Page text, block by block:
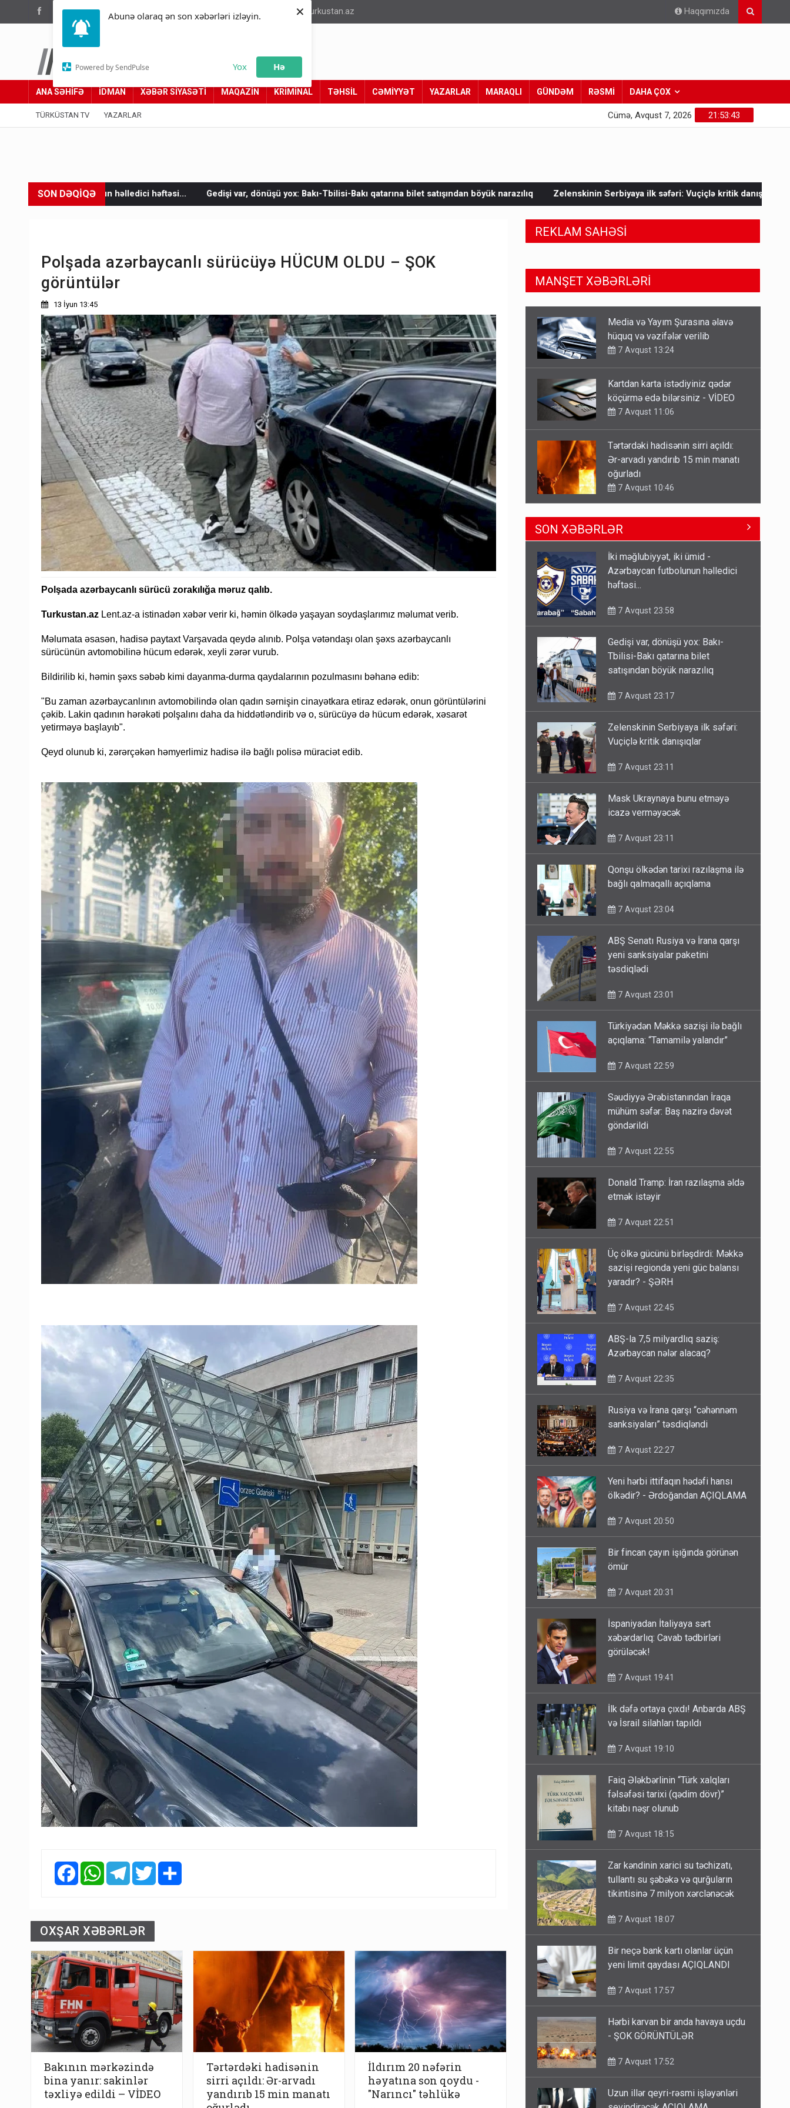
Abunə olaraq ən son xəbərləri izləyin.
Powered by SendPulse Yox Hə
×
(012) 449 94 05 info@turkustan.az Haqqımızda
Türküstan.az
Adımız yolumuzdur
ANA SƏHİFƏ İDMAN XƏBƏR SİYASƏTİ MAQAZİN KRİMİNAL TƏHSİL CƏMİYYƏT YAZARLAR MARAQLI GÜNDƏM RƏSMİ DAHA ÇOX
TÜRKÜSTAN TV YAZARLAR 21:53:45
Cümə, Avqust 7, 2026
SON DƏQİQƏ
həftəsi... Gedişi var, dönüşü yox: Bakı-Tbilisi-Bakı qatarına bilet satışından böyük narazılıq Zelenskinin Serbiyaya ilk səfəri: Vuçiçlə kritik danışıqlar Mask Ukraynaya bunu
Polşada azərbaycanlı sürücüyə HÜCUM OLDU – ŞOK
görüntülər
13 İyun 13:45
Polşada azərbaycanlı sürücü zorakılığa məruz qalıb.
Turkustan.az Lent.az-a istinadən xəbər verir ki, həmin ölkədə yaşayan soydaşlarımız məlumat verib.
Məlumata əsasən, hadisə paytaxt Varşavada qeydə alınıb. Polşa vətəndaşı olan şəxs azərbaycanlı
sürücünün avtomobilinə hücum edərək, xeyli zərər vurub.
Bildirilib ki, həmin şəxs səbəb kimi dayanma-durma qaydalarının pozulmasını bəhanə edib:
"Bu zaman azərbaycanlının avtomobilində olan qadın sərnişin cinayətkara etiraz edərək, onun görüntülərini
çəkib. Lakin qadının hərəkəti polşalını daha da hiddətləndirib və o, sürücüyə də hücum edərək, xəsarət
yetirməyə başlayıb".
Qeyd olunub ki, zərərçəkən həmyerlimiz hadisə ilə bağlı polisə müraciət edib.
FacebookWhatsAppTelegramTwitter
OXŞAR XƏBƏRLƏR
Bakının mərkəzində
bina yanır: sakinlər
təxliyə edildi – VİDEO
Tərtərdəki hadisənin
sirri açıldı: Ər-arvadı
yandırıb 15 min manatı
İldırım 20 nəfərin
həyatına son qoydu -
"Narıncı" təhlükə
REKLAM SAHƏSİ
MANŞET XƏBƏRLƏRİ
Kartdan karta istədiyiniz qədər
köçürmə edə bilərsiniz - VİDEO
7 Avqust 11:06
Tərtərdəki hadisənin sirri açıldı:
Ər-arvadı yandırıb 15 min manatı
oğurladı
Əhaliyə hava ilə bağlı VACİB
XƏBƏRDARLIQ - Saat 11:00-dan…
7 Avqust 09:15
Gedişi var, dönüşü yox: Bakı-
Tbilisi-Bakı qatarına bilet
7 Avqust 23:17
Məhərrəmovun oğludur - DOSYE
Media və Yayım Şurasına əlavə
hüquq və vəzifələr verilib
SON XƏBƏRLƏR
İki məğlubiyyət, iki ümid -
Azərbaycan futbolunun həlledici
həftəsi...
7 Avqust 23:58
Gedişi var, dönüşü yox: Bakı-
Tbilisi-Bakı qatarına bilet
satışından böyük narazılıq
7 Avqust 23:17
Zelenskinin Serbiyaya ilk səfəri:
Vuçiçlə kritik danışıqlar
7 Avqust 23:11
Mask Ukraynaya bunu etməyə
icazə verməyəcək
7 Avqust 23:11
Qonşu ölkədən tarixi razılaşma ilə
bağlı qalmaqallı açıqlama
7 Avqust 23:04
ABŞ Senatı Rusiya və İrana qarşı
yeni sanksiyalar paketini
təsdiqlədi
7 Avqust 23:01
Türkiyədən Məkkə sazişi ilə bağlı
açıqlama: “Tamamilə yalandır”
7 Avqust 22:59
Səudiyyə Ərəbistanından İraqa
mühüm səfər: Baş nazirə dəvət
göndərildi
7 Avqust 22:55
Donald Tramp: İran razılaşma əldə
etmək istəyir
7 Avqust 22:51
Üç ölkə gücünü birləşdirdi: Məkkə
sazişi regionda yeni güc balansı
yaradır? - ŞƏRH
7 Avqust 22:45
ABŞ-la 7,5 milyardlıq saziş:
Azərbaycan nələr alacaq?
7 Avqust 22:35
Rusiya və İrana qarşı “cəhənnəm
sanksiyaları” təsdiqləndi
7 Avqust 22:27
Yeni hərbi ittifaqın hədəfi hansı
ölkədir? - Ərdoğandan AÇIQLAMA
7 Avqust 20:50
Bir fincan çayın işığında görünən
ömür
7 Avqust 20:31
İspaniyadan İtaliyaya sərt
xəbərdarlıq: Cavab tədbirləri
görüləcək!
7 Avqust 19:41
İlk dəfə ortaya çıxdı! Anbarda ABŞ
və İsrail silahları tapıldı
7 Avqust 19:10
Faiq Ələkbərlinin “Türk xalqları
fəlsəfəsi tarixi (qədim dövr)”
kitabı nəşr olunub
7 Avqust 18:15
Zar kəndinin xarici su təchizatı,
tullantı su şəbəkə və qurğuların
tikintisinə 7 milyon xərclənəcək
7 Avqust 18:07
Bir neçə bank kartı olanlar üçün
yeni limit qaydası AÇIQLANDI
7 Avqust 17:57
Hərbi karvan bir anda havaya uçdu
- ŞOK GÖRÜNTÜLƏR
7 Avqust 17:52
Uzun illər qeyri-rəsmi işləyənləri